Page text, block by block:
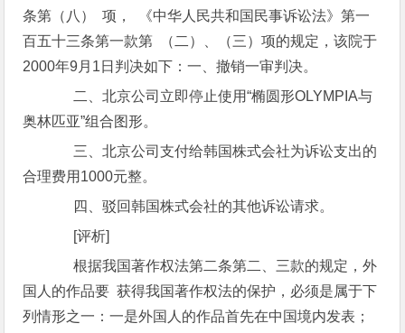
条第（八） 项， 《中华人民共和国民事诉讼法》第一
百五十三条第一款第 （二）、（三）项的规定，该院于
2000年9月1日判决如下：一、撤销一审判决。
二、北京公司立即停止使用“椭圆形OLYMPIA与
奥林匹亚”组合图形。
三、北京公司支付给韩国株式会社为诉讼支出的
合理费用1000元整。
四、驳回韩国株式会社的其他诉讼请求。
[评析]
根据我国著作权法第二条第二、三款的规定，外
国人的作品要 获得我国著作权法的保护，必须是属于下
列情形之一：一是外国人的作品首先在中国境内发表；